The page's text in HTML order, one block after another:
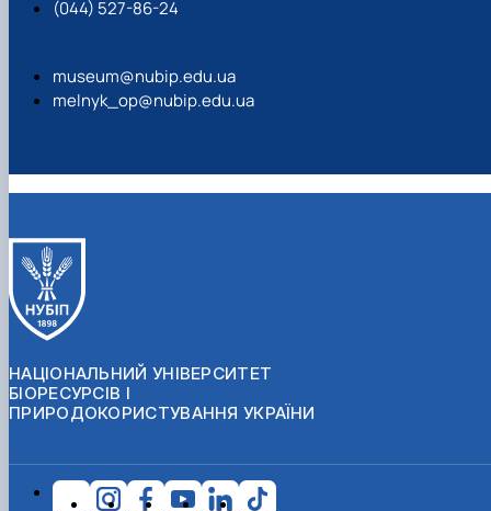
(044) 527-86-24
museum@nubip.edu.ua
melnyk_op@nubip.edu.ua
НАЦІОНАЛЬНИЙ УНІВЕРСИТЕТ
БІОРЕСУРСІВ І
ПРИРОДОКОРИСТУВАННЯ УКРАЇНИ